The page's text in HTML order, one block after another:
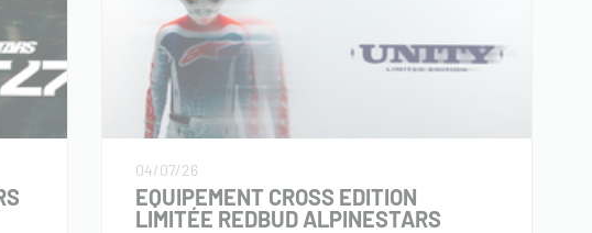
04/07/26
EQUIPEMENT CROSS EDITION
LIMITÉE REDBUD ALPINESTARS